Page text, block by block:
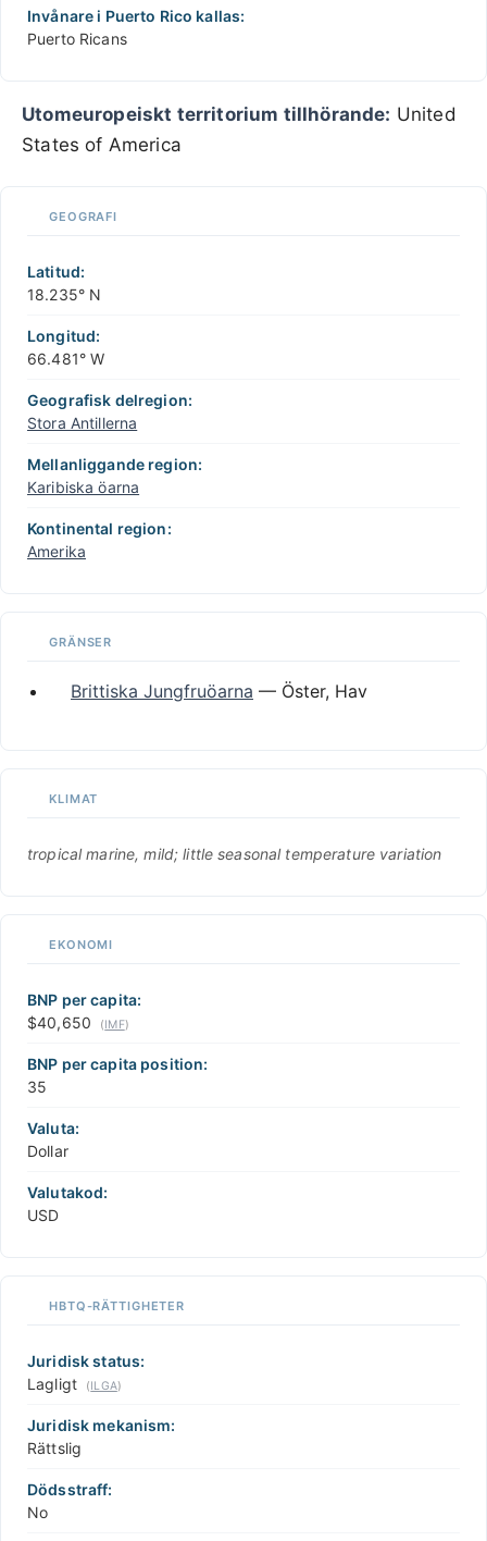
Invånare i Puerto Rico kallas:
Puerto Ricans
Utomeuropeiskt territorium tillhörande: United
States of America
GEOGRAFI
Latitud:
18.235° N
Longitud:
66.481° W
Geografisk delregion:
Stora Antillerna
Mellanliggande region:
Karibiska öarna
Kontinental region:
Amerika
GRÄNSER
Brittiska Jungfruöarna — Öster, Hav
KLIMAT
tropical marine, mild; little seasonal temperature variation
EKONOMI
BNP per capita:
$40,650
(IMF)
BNP per capita position:
35
Valuta:
Dollar
Valutakod:
USD
HBTQ-RÄTTIGHETER
Juridisk status:
Lagligt
(ILGA)
Juridisk mekanism:
Rättslig
Dödsstraff:
No